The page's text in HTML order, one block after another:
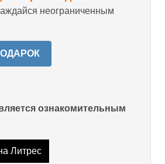
неограниченным
ознакомительным
Литрес